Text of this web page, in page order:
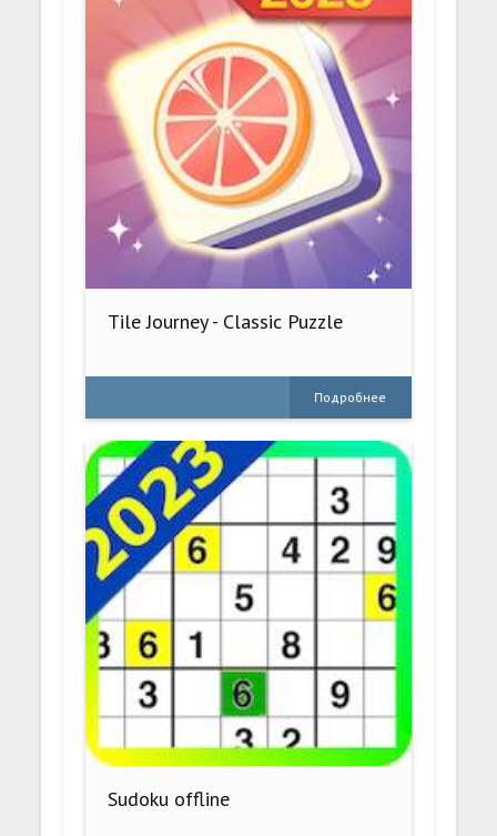
Tile Journey - Classic Puzzle
Подробнее
Sudoku offline